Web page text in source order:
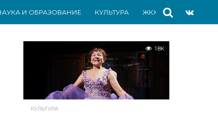
И ОБРАЗОВАНИЕ КУЛЬТУРА ЖКХ СПОРТ
1.8K
КУЛЬТУРА